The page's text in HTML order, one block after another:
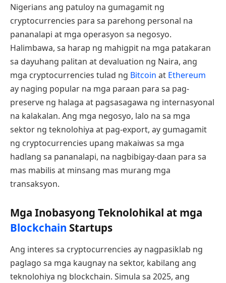
Nigerians ang patuloy na gumagamit ng
cryptocurrencies para sa parehong personal na
pananalapi at mga operasyon sa negosyo.
Halimbawa, sa harap ng mahigpit na mga patakaran
sa dayuhang palitan at devaluation ng Naira, ang
mga cryptocurrencies tulad ng Bitcoin at Ethereum
ay naging popular na mga paraan para sa pag-
preserve ng halaga at pagsasagawa ng internasyonal
na kalakalan. Ang mga negosyo, lalo na sa mga
sektor ng teknolohiya at pag-export, ay gumagamit
ng cryptocurrencies upang makaiwas sa mga
hadlang sa pananalapi, na nagbibigay-daan para sa
mas mabilis at minsang mas murang mga
transaksyon.
Mga Inobasyong Teknolohikal at mga
Blockchain Startups
Ang interes sa cryptocurrencies ay nagpasiklab ng
paglago sa mga kaugnay na sektor, kabilang ang
teknolohiya ng blockchain. Simula sa 2025, ang